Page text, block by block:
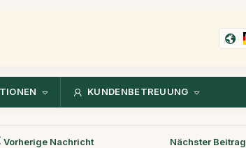
KUNDENBETREUUNG
Vorherige Nachricht Nächster Beitrag